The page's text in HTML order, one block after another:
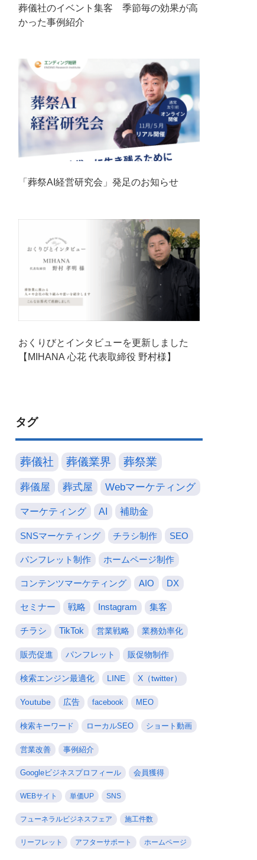
葬儀社のイベント集客 季節毎の効果が高
かった事例紹介
「葬祭AI経営研究会」発足のお知らせ
おくりびとインタビューを更新しました
【MIHANA 心花 代表取締役 野村様】
タグ
葬儀社 葬儀業界 葬祭業
葬儀屋 葬式屋 Webマーケティング
マーケティング AI 補助金
SNSマーケティング チラシ制作 SEO
パンフレット制作 ホームページ制作
コンテンツマーケティング AIO DX
セミナー 戦略 Instagram 集客
チラシ TikTok 営業戦略 業務効率化
販売促進 パンフレット 販促物制作
検索エンジン最適化 LINE X（twitter）
Youtube 広告 facebook MEO
検索キーワード ローカルSEO ショート動画
営業改善 事例紹介
Googleビジネスプロフィール 会員獲得
WEBサイト 単価UP SNS
フューネラルビジネスフェア 施工件数
リーフレット アフターサポート ホームページ